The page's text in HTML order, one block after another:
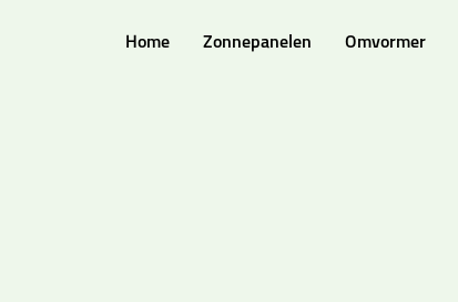
Home Zonnepanelen Omvormer